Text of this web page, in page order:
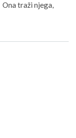
Ona traži njega